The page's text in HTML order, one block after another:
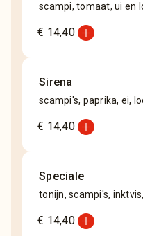
scampi, tomaat, ui en
€ 14,40add_circle
Sirena
scampi's, paprika, ei,
€ 14,40add_circle
Speciale
tonijn, scampi's,
€ 14,40add_circle